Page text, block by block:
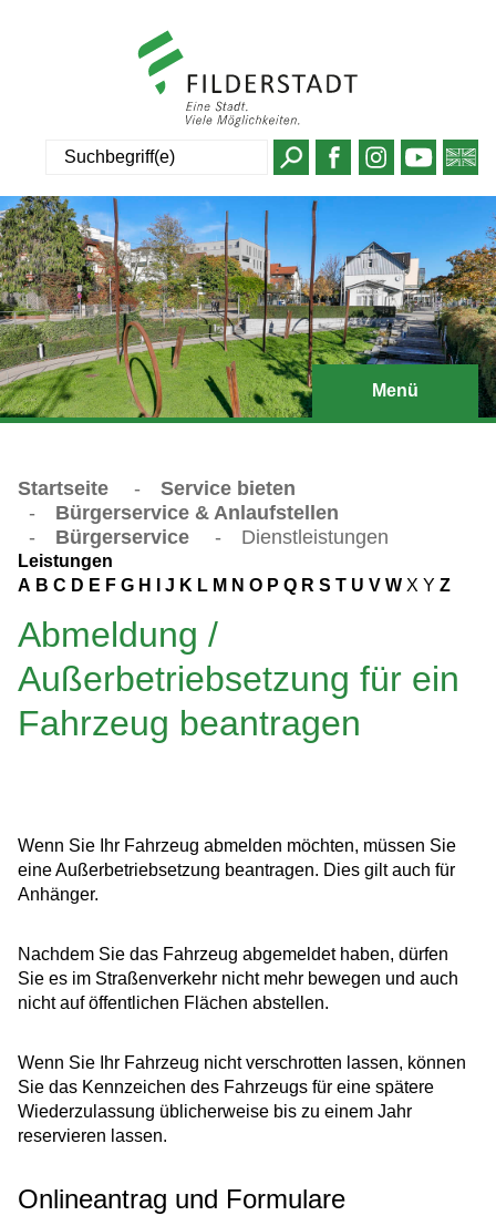
Menü
Startseite -
Service bieten
-
Bürgerservice & Anlaufstellen
-
Bürgerservice - Dienstleistungen
Leistungen
A B C D E F G H J K L M N O P Q R S T U V W X Y Z
Abmeldung /
Außerbetriebsetzung für ein
Fahrzeug beantragen
Wenn Sie Ihr Fahrzeug abmelden möchten, müssen Sie
eine Außerbetriebsetzung beantragen. Dies gilt auch für
Anhänger.
Nachdem Sie das Fahrzeug abgemeldet haben, dürfen
Sie es im Straßenverkehr nicht mehr bewegen und auch
nicht auf öffentlichen Flächen abstellen.
Wenn Sie Ihr Fahrzeug nicht verschrotten lassen, können
Sie das Kennzeichen des Fahrzeugs für eine spätere
Wiederzulassung üblicherweise bis zu einem Jahr
reservieren lassen.
Onlineantrag und Formulare